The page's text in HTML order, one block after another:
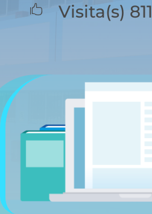
 Visita(s) 811